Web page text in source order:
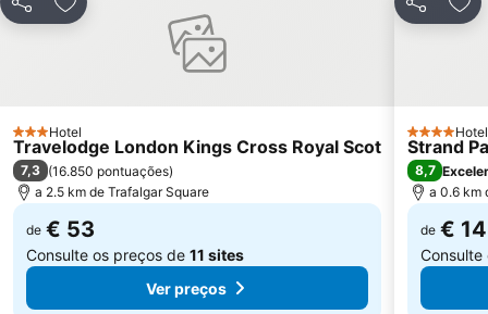
Stratford Station
Museu Britânico
Leicester Square
PartilharAdicionar aos favoritos
3 Estrelas
Hotel
Travelodge London Kings Cross Royal Scot
7,3 (16.850 pontuações)
a 2.5 km de Trafalgar Square
de € 53
Consulte os preços de 11 sites
Ver preços
Partilhar
4 Estrelas
Hotel
Strand
8,7
a 0.6 km
de €